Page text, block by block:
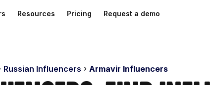
Resources Pricing Request a demo
Russian Influencers Armavir Influencers